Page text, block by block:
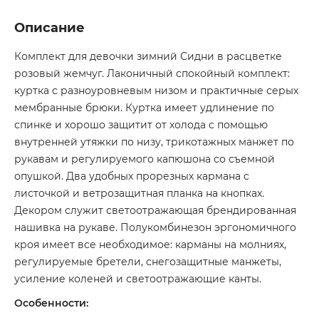
Описание
Комплект для девочки зимний Сидни в расцветке
розовый жемчуг. Лаконичный спокойный комплект:
куртка с разноуровневым низом и практичные серых
мембранные брюки. Куртка имеет удлинение по
спинке и хорошо защитит от холода с помощью
внутренней утяжки по низу, трикотажных манжет по
рукавам и регулируемого капюшона со съемной
опушкой. Два удобных прорезных кармана с
листочкой и ветрозащитная планка на кнопках.
Декором служит светоотражающая брендированная
нашивка на рукаве. Полукомбинезон эргономичного
кроя имеет все необходимое: карманы на молниях,
регулируемые бретели, снегозащитные манжеты,
усиление коленей и светоотражающие канты.
Особенности: